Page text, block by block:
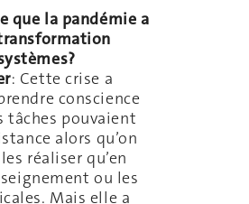
que la pandémie a
?
: Cette crise a
conscience
tâches pouvaient
alors qu’on
réaliser qu’en
ou les
Mais elle a